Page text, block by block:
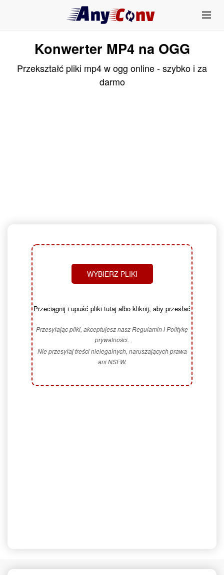
Konwerter MP4 na OGG
Przekształć pliki mp4 w ogg online - szybko i za
darmo
WYBIERZ PLIKI
Przeciągnij i upuść pliki tutaj albo kliknij, aby przesłać
Przesyłając pliki, akceptujesz nasz Regulamin i Politykę
prywatności.
Nie przesyłaj treści nielegalnych, naruszających prawa
ani NSFW.